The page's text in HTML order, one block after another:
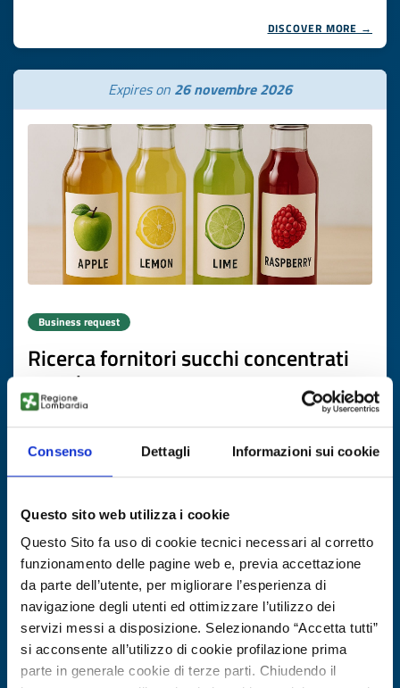
Consenso Dettagli Informazioni sui cookie
Questo sito web utilizza i cookie
Questo Sito fa uso di cookie tecnici necessari al corretto
funzionamento delle pagine web e, previa accettazione
da parte dell’utente, per migliorare l’esperienza di
navigazione degli utenti ed ottimizzare l’utilizzo dei
servizi messi a disposizione. Selezionando “Accetta tutti”
si acconsente all’utilizzo di cookie profilazione prima
parte in generale cookie di terze parti. Chiudendo il
DISCOVER MORE →
Expires on 26 novembre 2026
Business request
Ricerca fornitori succhi concentrati
premium
ID: BRES20251111013